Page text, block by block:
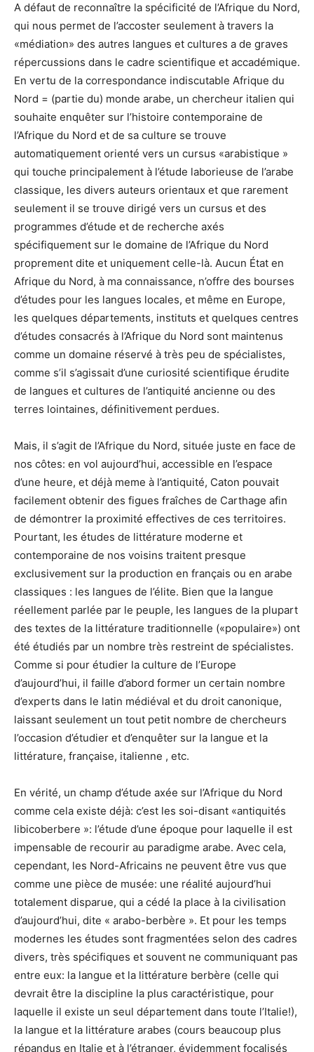
A défaut de reconnaître la spécificité de l’Afrique du Nord,
qui nous permet de l’accoster seulement à travers la
«médiation» des autres langues et cultures a de graves
répercussions dans le cadre scientifique et accadémique.
En vertu de la correspondance indiscutable Afrique du
Nord = (partie du) monde arabe, un chercheur italien qui
souhaite enquêter sur l’histoire contemporaine de
l’Afrique du Nord et de sa culture se trouve
automatiquement orienté vers un cursus «arabistique »
qui touche principalement à l’étude laborieuse de l’arabe
classique, les divers auteurs orientaux et que rarement
seulement il se trouve dirigé vers un cursus et des
programmes d’étude et de recherche axés
spécifiquement sur le domaine de l’Afrique du Nord
proprement dite et uniquement celle-là. Aucun État en
Afrique du Nord, à ma connaissance, n’offre des bourses
d’études pour les langues locales, et même en Europe,
les quelques départements, instituts et quelques centres
d’études consacrés à l’Afrique du Nord sont maintenus
comme un domaine réservé à très peu de spécialistes,
comme s’il s’agissait d’une curiosité scientifique érudite
de langues et cultures de l’antiquité ancienne ou des
terres lointaines, définitivement perdues.
Mais, il s’agit de l’Afrique du Nord, située juste en face de
nos côtes: en vol aujourd’hui, accessible en l’espace
d’une heure, et déjà meme à l’antiquité, Caton pouvait
facilement obtenir des figues fraîches de Carthage afin
de démontrer la proximité effectives de ces territoires.
Pourtant, les études de littérature moderne et
contemporaine de nos voisins traitent presque
exclusivement sur la production en français ou en arabe
classiques : les langues de l’élite. Bien que la langue
réellement parlée par le peuple, les langues de la plupart
des textes de la littérature traditionnelle («populaire») ont
été étudiés par un nombre très restreint de spécialistes.
Comme si pour étudier la culture de l’Europe
d’aujourd’hui, il faille d’abord former un certain nombre
d’experts dans le latin médiéval et du droit canonique,
laissant seulement un tout petit nombre de chercheurs
l’occasion d’étudier et d’enquêter sur la langue et la
littérature, française, italienne , etc.
En vérité, un champ d’étude axée sur l’Afrique du Nord
comme cela existe déjà: c’est les soi-disant «antiquités
libicoberbere »: l’étude d’une époque pour laquelle il est
impensable de recourir au paradigme arabe. Avec cela,
cependant, les Nord-Africains ne peuvent être vus que
comme une pièce de musée: une réalité aujourd’hui
totalement disparue, qui a cédé la place à la civilisation
d’aujourd’hui, dite « arabo-berbère ». Et pour les temps
modernes les études sont fragmentées selon des cadres
divers, très spécifiques et souvent ne communiquant pas
entre eux: la langue et la littérature berbère (celle qui
devrait être la discipline la plus caractéristique, pour
laquelle il existe un seul département dans toute l’Italie!),
la langue et la littérature arabes (cours beaucoup plus
répandus en Italie et à l’étranger, évidemment focalisés